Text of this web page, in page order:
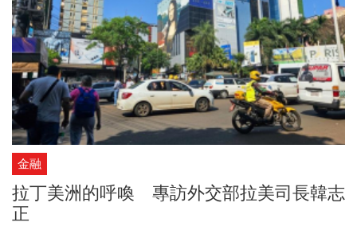
金融
拉丁美洲的呼喚 專訪外交部拉美司長韓志
正